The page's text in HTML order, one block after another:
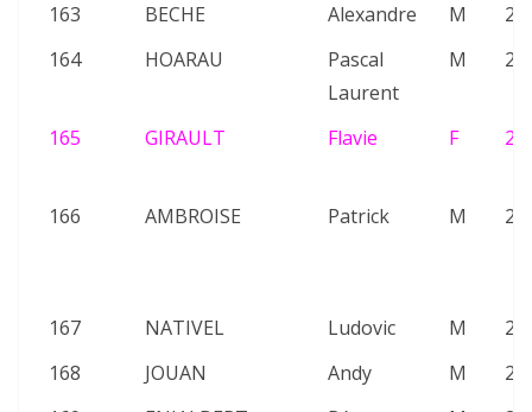
163
BECHE Alexandre M
164
HOARAU
Pascal
Laurent
M
165 GIRAULT Flavie F
166 AMBROISE Patrick M
167 NATIVEL Ludovic M
168
JOUAN Andy M